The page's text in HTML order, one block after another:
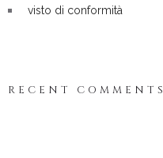
visto di conformità
RECENT COMMENTS